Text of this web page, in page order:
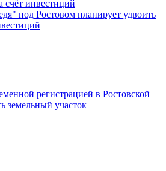
под Ростовом планирует удвоить
регистрацией в Ростовской
земельный участок